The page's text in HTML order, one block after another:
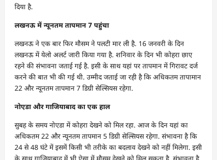
दिया है.
लखनऊ में न्यूनतम तापमान 7 पहुंचा
लखनऊ ने एक बार फिर मौसम ने पलटी मार ली है. 16 जनवरी के दिन
लखनऊ में येलो अलर्ट जारी किया गया है. शनिवार के दिन भी कोहरा छाए
रहने की संभावना जताई गई है. इसी के साथ यहां पर तापमान में गिरावट दर्ज
करने की बात भी की गई थी. उम्मीद जताई जा रही है कि अधिकतम तापामान
22 और न्यूनतम तापमान 7 डिग्री सेल्सियस रहेगा.
नोएडा और गाजियाबाद का एक हाल
सुबह के समय नोएडा में कोहरा देखने को मिल रहा. आज के दिन यहां का
अधिकतम 22 और न्यूनतम तापमान 5 डिग्री सेल्सियस रहेगा. संभावना है कि
24 से 48 घंटे में इसमें किसी भी तरीके का बदलाव देखने को नहीं मिलेगा. इसी